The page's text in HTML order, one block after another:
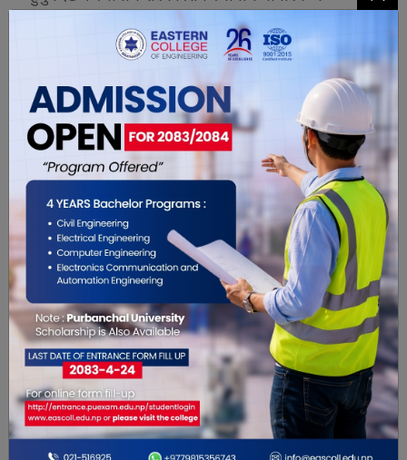
जोडिन्छन् । उनीहरुको मनोभावना सम्बोधन गर्न नसक्दा
त्यसले निरासा पैसा गर्दछ । नागरिकमा निरासा पैदा हुँदा
पनि आन्तरिक आय न्यून हुनपुग्छ । त्यसले विकासमा
नागरिक सहभागिताको चेनलाई टुटाउँदै आवश्यकताका
चाङ्ग थुपार्ने काम गर्दछ ।
यो खबर पढेर तपाईलाई कस्तो महसुस
भयो ?
0 1 0 0 1
0